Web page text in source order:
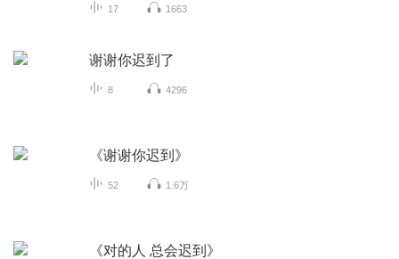
17 1663
谢谢你迟到了
8 4296
《谢谢你迟到》
52 1.6万
《对的人 总会迟到》